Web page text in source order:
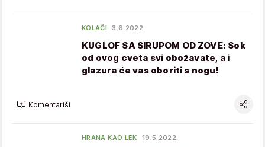
KOLAČI 3.6.2022.
KUGLOF SA SIRUPOM OD ZOVE: Sok
od ovog cveta svi obožavate, a i
glazura će vas oboriti s nogu!
Komentariši
HRANA KAO LEK 19.5.2022.